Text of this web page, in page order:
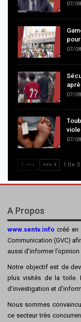
07/
07/
07/
07/
<<< >>> 1 De 3
A Propos
www.sentv.info créé en
Communication (GVC)
aussi d’informer
Notre objectif est de
plus visités de la toile.
d’investigation et
Nous sommes
ce secteur très